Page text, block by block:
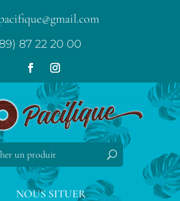
87 22 20 00
NOUS SITUER